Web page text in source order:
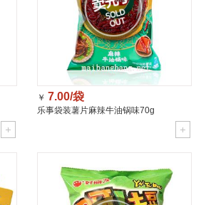
￥ 7.00/袋
乐事袋装薯片麻辣牛油锅味70g